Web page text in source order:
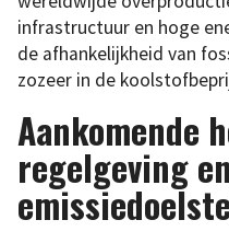
infrastructuur en hoge
de afhankelijkheid van
zozeer in de
Aankomende
regelgeving en